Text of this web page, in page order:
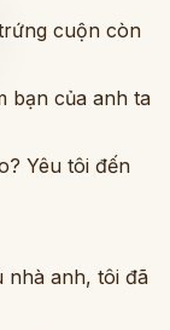
cuộn còn
bạn của anh ta
Yêu tôi đến
nhà anh, tôi đã